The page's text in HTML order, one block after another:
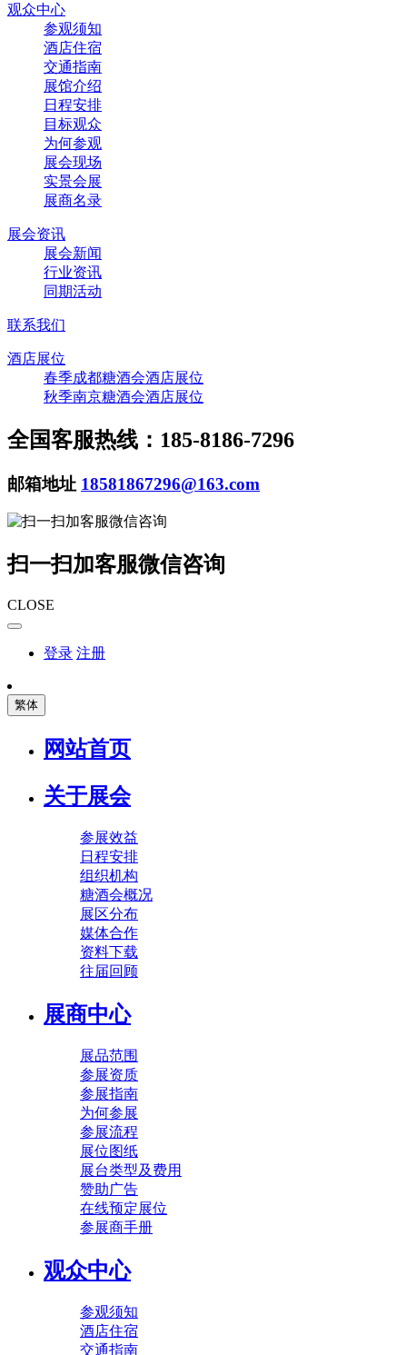
观众中心
参观须知
酒店住宿
交通指南
展馆介绍
日程安排
目标观众
为何参观
展会现场
实景会展
展商名录
展会资讯
展会新闻
行业资讯
同期活动
联系我们
酒店展位
春季成都糖酒会酒店展位
秋季南京糖酒会酒店展位
全国客服热线：185-8186-7296
邮箱地址 18581867296@163.com
扫一扫加客服微信咨询
CLOSE
登录 注册
繁体
网站首页
关于展会
参展效益
日程安排
组织机构
糖酒会概况
展区分布
媒体合作
资料下载
往届回顾
展商中心
展品范围
参展资质
参展指南
为何参展
参展流程
展位图纸
展台类型及费用
赞助广告
在线预定展位
参展商手册
观众中心
参观须知
酒店住宿
交通指南